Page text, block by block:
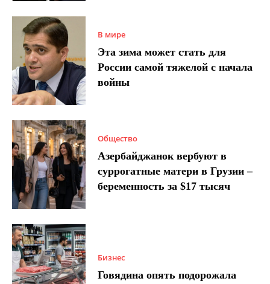
В мире
Эта зима может стать для
России самой тяжелой с начала
войны
Общество
Азербайджанок вербуют в
суррогатные матери в Грузии –
беременность за $17 тысяч
Бизнес
Говядина опять подорожала